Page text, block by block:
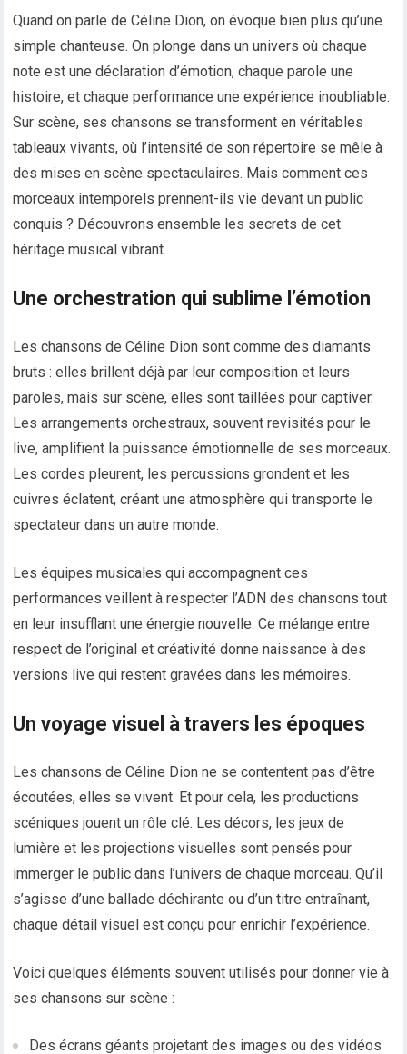
Quand on parle de Céline Dion, on évoque bien plus qu’une
simple chanteuse. On plonge dans un univers où chaque
note est une déclaration d’émotion, chaque parole une
histoire, et chaque performance une expérience inoubliable.
Sur scène, ses chansons se transforment en véritables
tableaux vivants, où l’intensité de son répertoire se mêle à
des mises en scène spectaculaires. Mais comment ces
morceaux intemporels prennent-ils vie devant un public
conquis ? Découvrons ensemble les secrets de cet
héritage musical vibrant.
Une orchestration qui sublime l’émotion
Les chansons de Céline Dion sont comme des diamants
bruts : elles brillent déjà par leur composition et leurs
paroles, mais sur scène, elles sont taillées pour captiver.
Les arrangements orchestraux, souvent revisités pour le
live, amplifient la puissance émotionnelle de ses morceaux.
Les cordes pleurent, les percussions grondent et les
cuivres éclatent, créant une atmosphère qui transporte le
spectateur dans un autre monde.
Les équipes musicales qui accompagnent ces
performances veillent à respecter l’ADN des chansons tout
en leur insufflant une énergie nouvelle. Ce mélange entre
respect de l’original et créativité donne naissance à des
versions live qui restent gravées dans les mémoires.
Un voyage visuel à travers les époques
Les chansons de Céline Dion ne se contentent pas d’être
écoutées, elles se vivent. Et pour cela, les productions
scéniques jouent un rôle clé. Les décors, les jeux de
lumière et les projections visuelles sont pensés pour
immerger le public dans l’univers de chaque morceau. Qu’il
s’agisse d’une ballade déchirante ou d’un titre entraînant,
chaque détail visuel est conçu pour enrichir l’expérience.
Voici quelques éléments souvent utilisés pour donner vie à
ses chansons sur scène :
Des écrans géants projetant des images ou des vidéos